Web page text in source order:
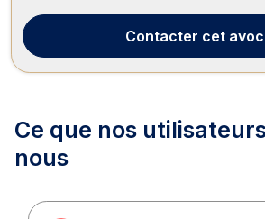
procédure, que ce soit pour un...
Contacter cet
Ce que nos
nous